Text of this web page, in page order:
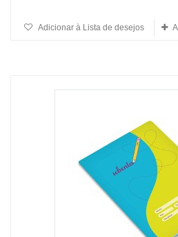
Adicionar à Lista de desejos